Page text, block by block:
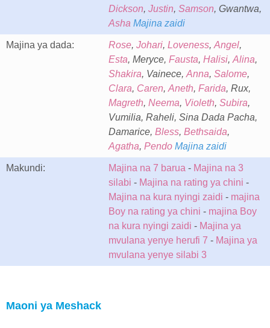
Dickson, Justin, Samson, Gwantwa,
Asha Majina zaidi
Majina ya dada: Rose, Johari, Loveness, Angel,
Esta, Meryce, Fausta, Halisi, Alina,
Shakira, Vainece, Anna, Salome,
Clara, Caren, Aneth, Farida, Rux,
Magreth, Neema, Violeth, Subira,
Vumilia, Raheli, Sina Dada Pacha,
Damarice, Bless, Bethsaida,
Agatha, Pendo Majina zaidi
Makundi: Majina na 7 barua - Majina na 3
silabi - Majina na rating ya chini -
Majina na kura nyingi zaidi - majina
Boy na rating ya chini - majina Boy
na kura nyingi zaidi - Majina ya
mvulana yenye herufi 7 - Majina ya
mvulana yenye silabi 3
Maoni ya Meshack